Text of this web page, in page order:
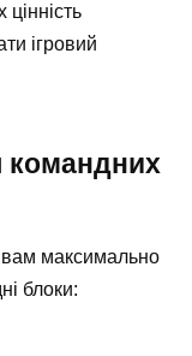
цінність
ігровий
командних
вам максимально
блоки: